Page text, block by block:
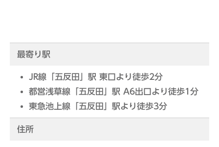
最寄り駅
JR線「五反田」駅 東口より徒歩2分
都営浅草線「五反田」駅 A6出口より徒歩1分
東急池上線「五反田」駅より徒歩3分
住所